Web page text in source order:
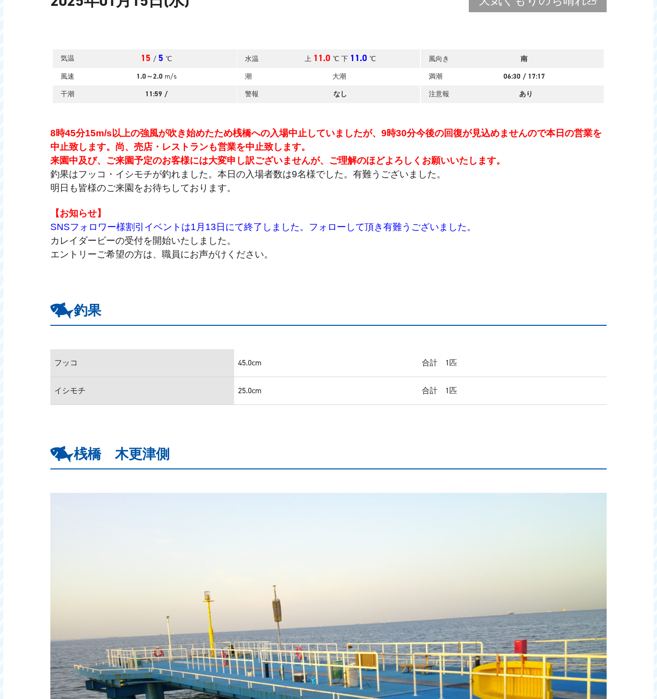
気温 15 / 5 ℃ 水温 上 11.0 ℃ 下 11.0 ℃ 風向き
南
風速
1.0～2.0 m/s 潮 大潮 満潮 06:30 / 17:17
干潮
11:59 / 警報 なし 注意報 あり
8時45分15m/s以上の強風が吹き始めたため桟橋への入場中止していましたが、9時30分今後の回復が見込めませんので本日の営業を
中止致します。尚、売店・レストランも営業を中止致します。
来園中及び、ご来園予定のお客様には大変申し訳ございませんが、ご理解のほどよろしくお願いいたします。
釣果はフッコ・イシモチが釣れました。本日の入場者数は9名様でした。 有難うございました。
明日も皆様のご来園をお待ちしております。
【お知らせ】
SNSフォロワー様割引イベントは1月13日にて終了しました。フォローして頂き有難うございました。
カレイダービーの受付を開始いたしました。
エントリーご希望の方は、職員にお声がけください。
釣果
フッコ 45.0cm 合計 1匹
イシモチ 25.0cm 合計 1匹
桟橋 木更津側